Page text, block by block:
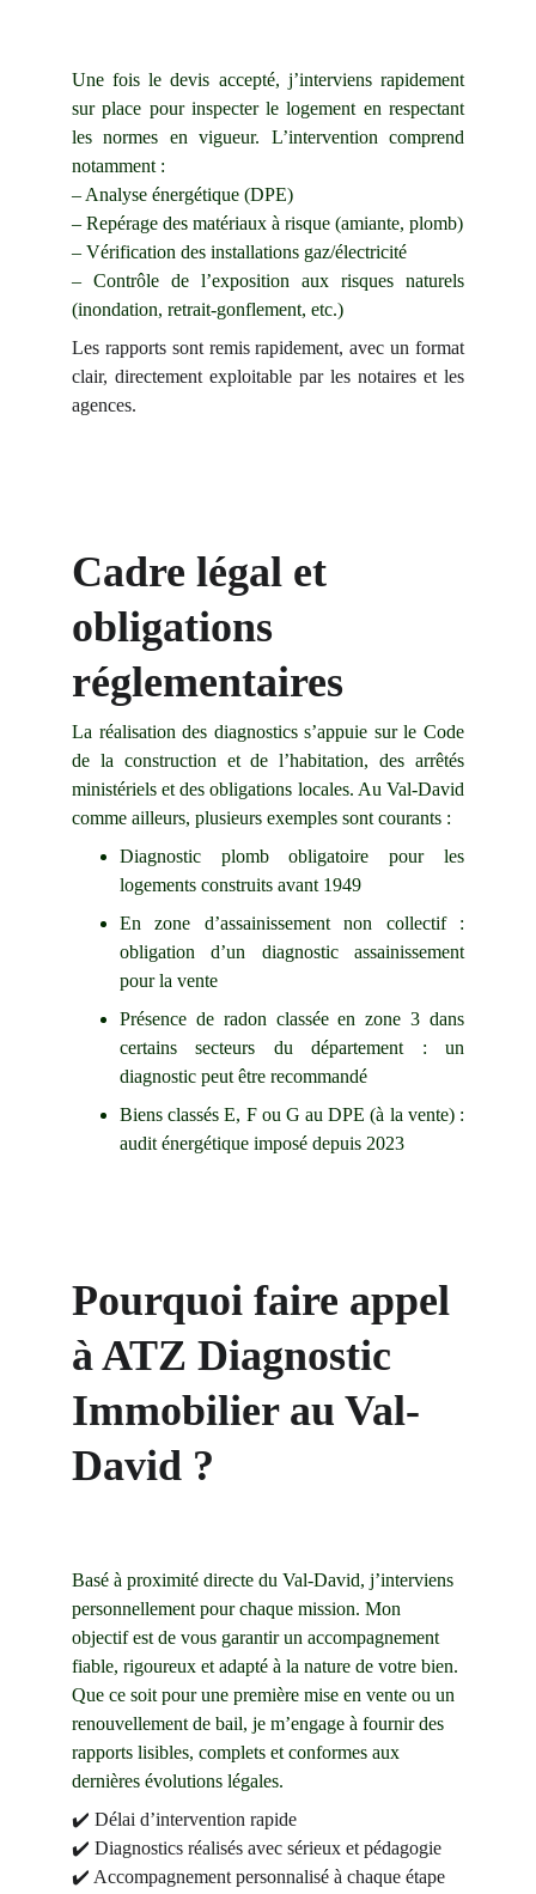
Une fois le devis accepté, j’interviens rapidement
sur place pour inspecter le logement en respectant
les normes en vigueur. L’intervention comprend
notamment :
– Analyse énergétique (DPE)
– Repérage des matériaux à risque (amiante, plomb)
– Vérification des installations gaz/électricité
– Contrôle de l’exposition aux risques naturels
(inondation, retrait-gonflement, etc.)
Les rapports sont remis rapidement, avec un format
clair, directement exploitable par les notaires et les
agences.
Cadre légal et
obligations
réglementaires
La réalisation des diagnostics s’appuie sur le Code
de la construction et de l’habitation, des arrêtés
ministériels et des obligations locales. Au Val-David
comme ailleurs, plusieurs exemples sont courants :
Diagnostic plomb obligatoire pour les
logements construits avant 1949
En zone d’assainissement non collectif :
obligation d’un diagnostic assainissement
pour la vente
Présence de radon classée en zone 3 dans
certains secteurs du département : un
diagnostic peut être recommandé
Biens classés E, F ou G au DPE (à la vente) :
audit énergétique imposé depuis 2023
Pourquoi faire appel
à ATZ Diagnostic
Immobilier au Val-
David ?
Basé à proximité directe du Val-David, j’interviens
personnellement pour chaque mission. Mon
objectif est de vous garantir un accompagnement
fiable, rigoureux et adapté à la nature de votre bien.
Que ce soit pour une première mise en vente ou un
renouvellement de bail, je m’engage à fournir des
rapports lisibles, complets et conformes aux
dernières évolutions légales.
✔️ Délai d’intervention rapide
✔️ Diagnostics réalisés avec sérieux et pédagogie
✔️ Accompagnement personnalisé à chaque étape